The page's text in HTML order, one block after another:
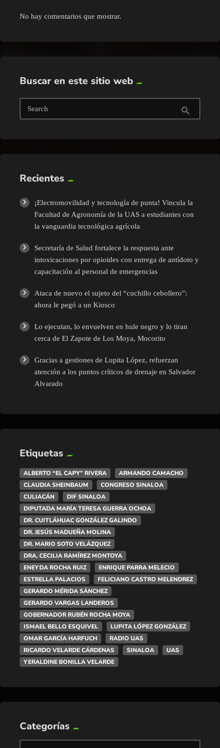
No hay comentarios que mostrar.
Buscar en este sitio web
Search search
Recientes
¡Electromovilidad y tecnología de punta! Vincula la
Facultad de Agronomía de la UAS a estudiantes con
la vanguardia tecnológica agrícola
Secretaría de Salud fortalece la respuesta ante
intoxicaciones por opioides con entrega de antídoto y
capacitación al personal de emergencias
Ataca de nuevo el sujeto del “cuchillo cebollero”:
ahora le pegó a un Kiosco
Lo ejecutan, lo envuelven en hule negro y lo tiran
cerca de El Zapote de Los Moya, Mocorito
Gracias a gestiones de Lupita López, refuerzan
atención a los puntos críticos de drenaje en Salvador
Alvarado
Etiquetas
ALBERTO “EL CAPY” RIVERA
ARMANDO CAMACHO
CLAUDIA SHEINBAUM
CONGRESO SINALOA
CULIACÁN
DIF SINALOA
DIPUTADA MARÍA TERESA GUERRA OCHOA
DR. CUITLÁHUAC GONZÁLEZ GALINDO
DR. JESÚS MADUEÑA MOLINA
DR. MARIO SOTO VELÁZQUEZ
DRA. CECILIA RAMÍREZ MONTOYA
ENEYDA ROCHA RUIZ
ENRIQUE PARRA MELECIO
ESTRELLA PALACIOS
FELICIANO CASTRO MELENDREZ
GERARDO MÉRIDA SÁNCHEZ
GERARDO VARGAS LANDEROS
GOBERNADOR RUBÉN ROCHA MOYA
ISMAEL BELLO ESQUIVEL
LUPITA LÓPEZ GONZÁLEZ
OMAR GARCÍA HARFUCH
RADIO UAS
RICARDO VELARDE CÁRDENAS
SINALOA
UAS
YERALDINE BONILLA VELARDE
Categorías